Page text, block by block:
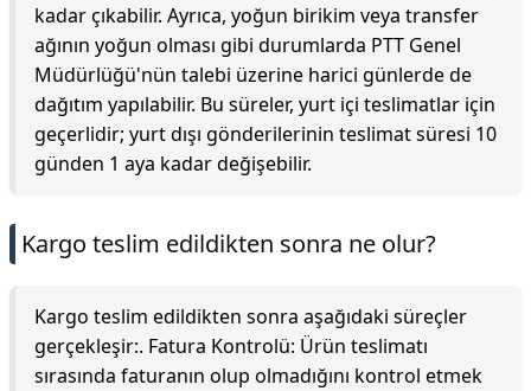
kadar çıkabilir. Ayrıca, yoğun birikim veya transfer
ağının yoğun olması gibi durumlarda PTT Genel
Müdürlüğü'nün talebi üzerine harici günlerde de
dağıtım yapılabilir. Bu süreler, yurt içi teslimatlar için
geçerlidir; yurt dışı gönderilerinin teslimat süresi 10
günden 1 aya kadar değişebilir.
Kargo teslim edildikten sonra ne olur?
Kargo teslim edildikten sonra aşağıdaki süreçler
gerçekleşir:. Fatura Kontrolü: Ürün teslimatı
sırasında faturanın olup olmadığını kontrol etmek